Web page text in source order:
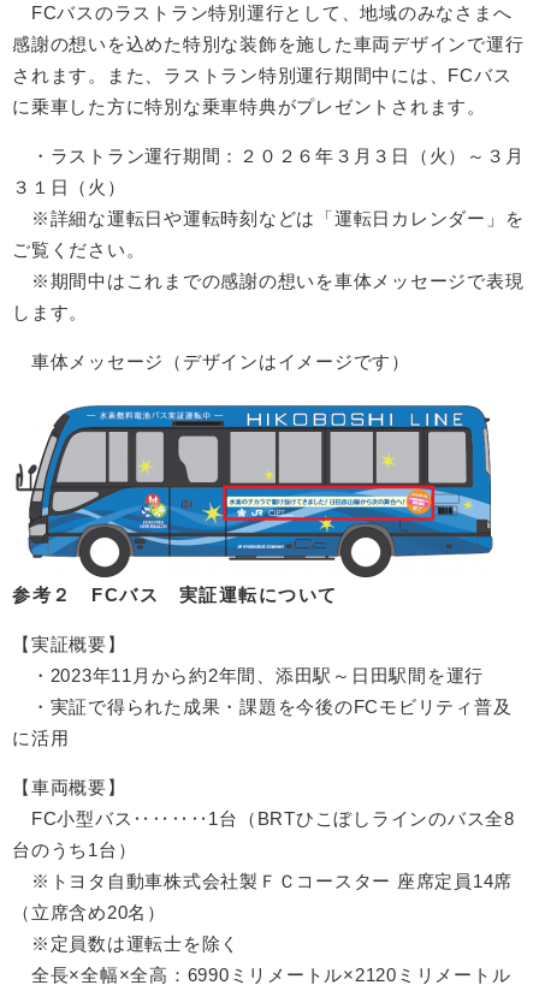
FCバスのラストラン特別運行として、地域のみなさまへ
感謝の想いを込めた特別な装飾を施した車両デザインで運行
されます。また、ラストラン特別運行期間中には、FCバス
に乗車した方に特別な乗車特典がプレゼントされます。
・ラストラン運行期間：２０２６年３月３日（火）～３月
３１日（火）
※詳細な運転日や運転時刻などは「運転日カレンダー」を
ご覧ください。
※期間中はこれまでの感謝の想いを車体メッセージで表現
します。
車体メッセージ（デザインはイメージです）​
参考２ FCバス 実証運転について
【実証概要】
・2023年11月から約2年間、添田駅～日田駅間を運行
・実証で得られた成果・課題を今後のFCモビリティ普及
に活用
【車両概要】
FC小型バス‥‥‥‥1台（BRTひこぼしラインのバス全8
台のうち1台）
※トヨタ自動車株式会社製ＦＣコースター 座席定員14席
（立席含め20名）
※定員数は運転士を除く
全長×全幅×全高：6990ミリメートル×2120ミリメートル